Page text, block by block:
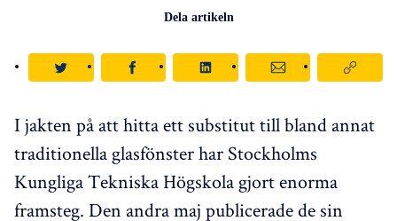
Dela artikeln
I jakten på att hitta ett substitut till bland annat
traditionella glasfönster har Stockholms
Kungliga Tekniska Högskola gjort enorma
framsteg. Den andra maj publicerade de sin